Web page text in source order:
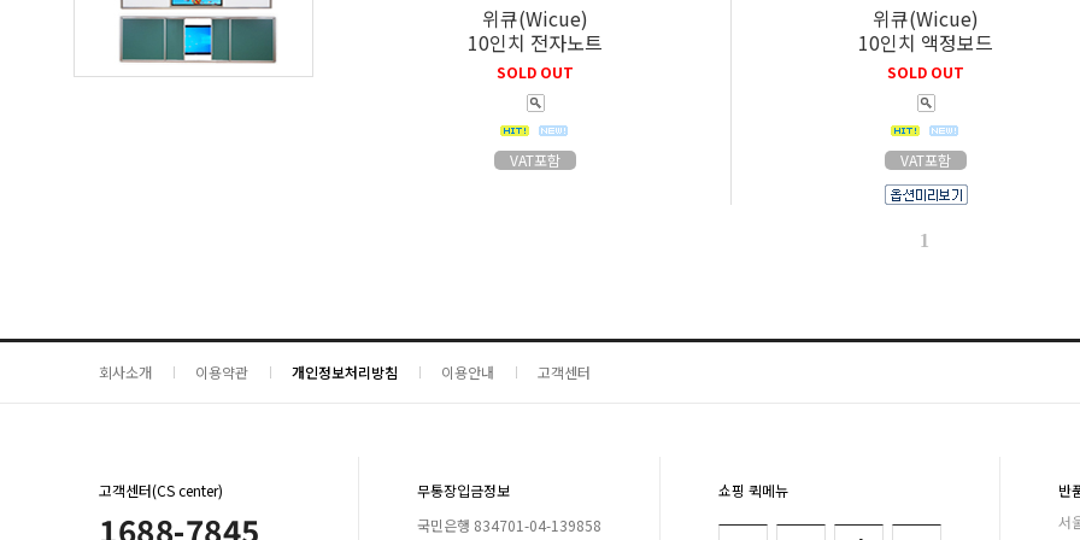
위큐(Wicue)
10인치 전자노트
SOLD OUT
VAT포함
위큐(Wicue)
10인치 액정보드
SOLD OUT
VAT포함
1
회사소개 이용약관 개인정보처리방침 이용안내 고객센터
고객센터(CS center)
1688-7845
무통장입금정보
국민은행 834701-04-139858
쇼핑 퀵메뉴
반
서